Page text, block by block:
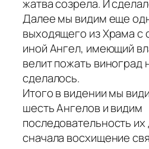
жатва созрела. И
Далее мы видим еще
выходящего из Храма с
иной Ангел, имеющий
велит пожать виноград
сделалось.
Итого в видении мы
шесть Ангелов и видим
последовательность их
сначала восхищение